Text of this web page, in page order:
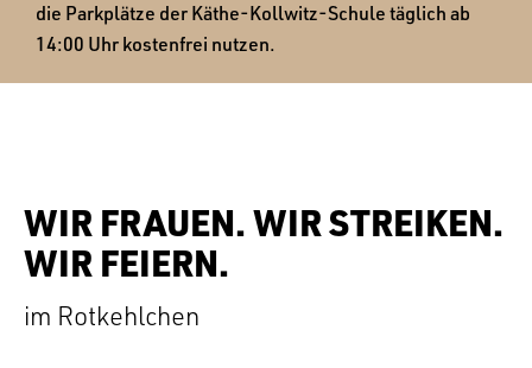
die Parkplätze der Käthe-Kollwitz-Schule täglich ab
14:00 Uhr kostenfrei nutzen.
WIR FRAUEN. WIR STREIKEN.
WIR FEIERN.
im Rotkehlchen